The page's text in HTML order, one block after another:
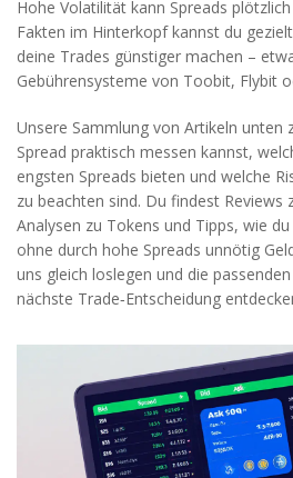
Hohe Volatilität kann Spreads
Fakten im Hinterkopf kannst du
deine Trades günstiger machen –
Gebührensysteme von Toobit, Flybit
Unsere Sammlung von Artikeln unten
Spread praktisch messen kannst,
engsten Spreads bieten und welche
zu beachten sind. Du findest Reviews
Analysen zu Tokens und Tipps, wie
ohne durch hohe Spreads unnötig
uns gleich loslegen und die
nächste Trade‑Entscheidung